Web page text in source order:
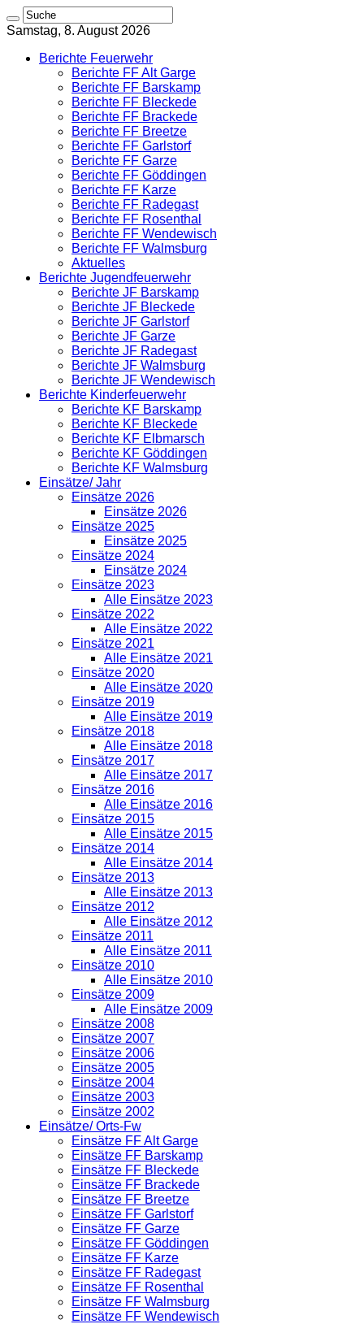
Samstag, 8. August 2026
Berichte Feuerwehr
Berichte FF Alt Garge
Berichte FF Barskamp
Berichte FF Bleckede
Berichte FF Brackede
Berichte FF Breetze
Berichte FF Garlstorf
Berichte FF Garze
Berichte FF Göddingen
Berichte FF Karze
Berichte FF Radegast
Berichte FF Rosenthal
Berichte FF Wendewisch
Berichte FF Walmsburg
Aktuelles
Berichte Jugendfeuerwehr
Berichte JF Barskamp
Berichte JF Bleckede
Berichte JF Garlstorf
Berichte JF Garze
Berichte JF Radegast
Berichte JF Walmsburg
Berichte JF Wendewisch
Berichte Kinderfeuerwehr
Berichte KF Barskamp
Berichte KF Bleckede
Berichte KF Elbmarsch
Berichte KF Göddingen
Berichte KF Walmsburg
Einsätze/ Jahr
Einsätze 2026
Einsätze 2026
Einsätze 2025
Einsätze 2025
Einsätze 2024
Einsätze 2024
Einsätze 2023
Alle Einsätze 2023
Einsätze 2022
Alle Einsätze 2022
Einsätze 2021
Alle Einsätze 2021
Einsätze 2020
Alle Einsätze 2020
Einsätze 2019
Alle Einsätze 2019
Einsätze 2018
Alle Einsätze 2018
Einsätze 2017
Alle Einsätze 2017
Einsätze 2016
Alle Einsätze 2016
Einsätze 2015
Alle Einsätze 2015
Einsätze 2014
Alle Einsätze 2014
Einsätze 2013
Alle Einsätze 2013
Einsätze 2012
Alle Einsätze 2012
Einsätze 2011
Alle Einsätze 2011
Einsätze 2010
Alle Einsätze 2010
Einsätze 2009
Alle Einsätze 2009
Einsätze 2008
Einsätze 2007
Einsätze 2006
Einsätze 2005
Einsätze 2004
Einsätze 2003
Einsätze 2002
Einsätze/ Orts-Fw
Einsätze FF Alt Garge
Einsätze FF Barskamp
Einsätze FF Bleckede
Einsätze FF Brackede
Einsätze FF Breetze
Einsätze FF Garlstorf
Einsätze FF Garze
Einsätze FF Göddingen
Einsätze FF Karze
Einsätze FF Radegast
Einsätze FF Rosenthal
Einsätze FF Walmsburg
Einsätze FF Wendewisch